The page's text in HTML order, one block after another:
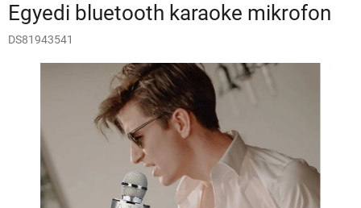
Egyedi bluetooth karaoke mikrofon
DS81943541